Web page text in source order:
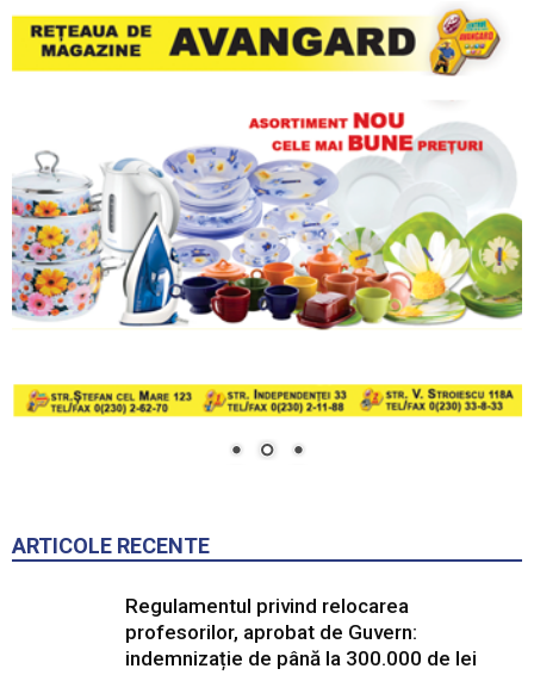
ARTICOLE RECENTE
Regulamentul privind relocarea
profesorilor, aprobat de Guvern:
indemnizație de până la 300.000 de lei